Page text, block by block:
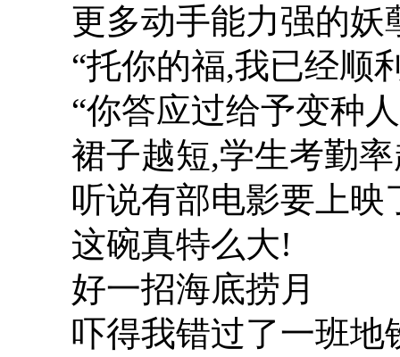
更多动手能力强的妖
“托你的福,我已经顺
“你答应过给予变种
裙子越短,学生考勤
听说有部电影要上映
这碗真特么大!
好一招海底捞月
吓得我错过了一班地